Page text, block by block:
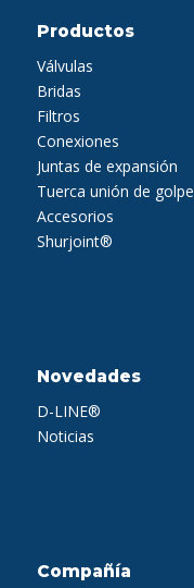
Productos
Válvulas
Bridas
Filtros
Conexiones
Juntas de expansión
Tuerca unión de golpe
Accesorios
Shurjoint®
Novedades
D-LINE®
Noticias
Compañía